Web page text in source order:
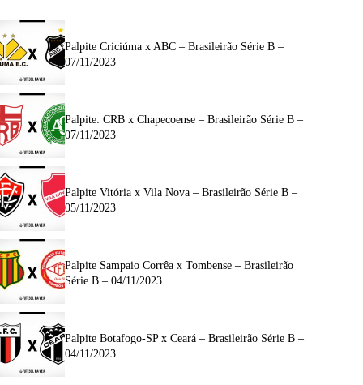
Palpite Criciúma x ABC – Brasileirão Série B –
07/11/2023
Palpite: CRB x Chapecoense – Brasileirão Série B –
07/11/2023
Palpite Vitória x Vila Nova – Brasileirão Série B –
05/11/2023
Palpite Sampaio Corrêa x Tombense – Brasileirão
Série B – 04/11/2023
Palpite Botafogo-SP x Ceará – Brasileirão Série B –
04/11/2023